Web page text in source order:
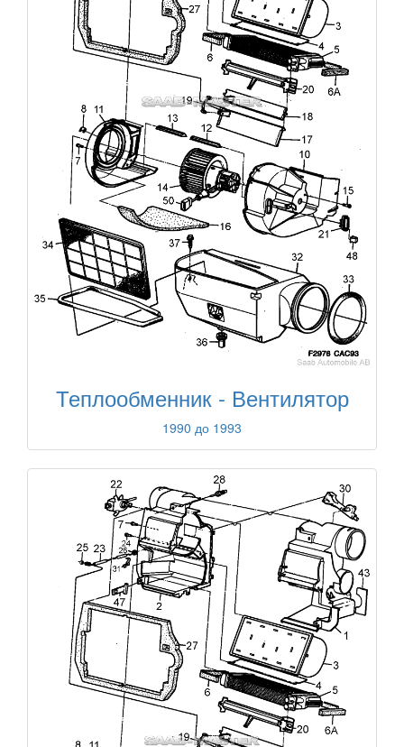
Теплообменник - Вентилятор
1990 до 1993